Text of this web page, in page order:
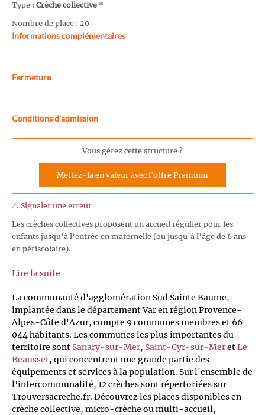
Type : Crèche collective *
Nombre de place : 20
Informations complémentaires
Fermeture
Conditions d'admission
Vous gérez cette structure ?
Mettez-la en valeur avec l'offre Premium
⚠️ Signaler une erreur
Les crèches collectives proposent un accueil régulier pour les
enfants jusqu’à l’entrée en maternelle (ou jusqu’à l’âge de 6 ans
en périscolaire).
Lire la suite
La communauté d'agglomération Sud Sainte Baume,
implantée dans le département Var en région Provence-
Alpes-Côte d'Azur, compte 9 communes membres et 66
044 habitants. Les communes les plus importantes du
territoire sont Sanary-sur-Mer, Saint-Cyr-sur-MeretLe
Beausset, qui concentrent une grande partie des
équipements et services à la population. Sur l'ensemble de
l'intercommunalité, 12 crèches sont répertoriées sur
Trouversacreche.fr. Découvrez les places disponibles en
crèche collective, micro-crèche ou multi-accueil,